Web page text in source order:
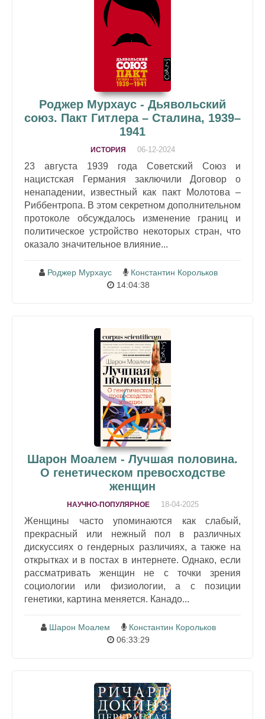
Роджер Мурхаус - Дьявольский
союз. Пакт Гитлера – Сталина, 1939–
1941
ИСТОРИЯ 06-12-2024
23 августа 1939 года Советский Союз и
нацистская Германия заключили Договор о
ненападении, известный как пакт Молотова –
Риббентропа. В этом секретном дополнительном
протоколе обсуждалось изменение границ и
политическое устройство некоторых стран, что
оказало значительное влияние...
Роджер Мурхаус
Константин Корольков
14:04:38
Шарон Моалем - Лучшая половина.
О генетическом превосходстве
женщин
НАУЧНО-ПОПУЛЯРНОЕ 18-04-2025
Женщины часто упоминаются как слабый,
прекрасный или нежный пол в различных
дискуссиях о гендерных различиях, а также на
открытках и в постах в интернете. Однако, если
рассматривать женщин не с точки зрения
социологии или физиологии, а с позиции
генетики, картина меняется. Канадо...
Шарон Моалем
Константин Корольков
06:33:29